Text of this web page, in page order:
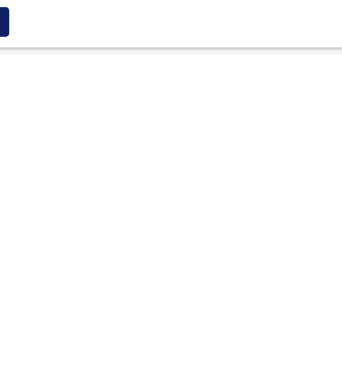
plus sur le traitement de vos données personnelles, veuillez
confidentialité